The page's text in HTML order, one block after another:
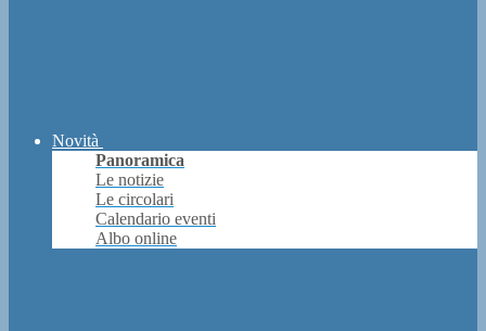
Novità
Panoramica
Le notizie
Le circolari
Calendario eventi
Albo online